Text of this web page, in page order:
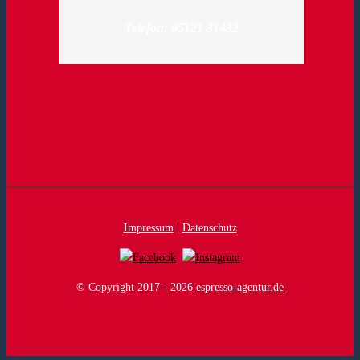
Impressum| Datenschutz
© Copyright 2017 - 2026 espresso-agentur.de